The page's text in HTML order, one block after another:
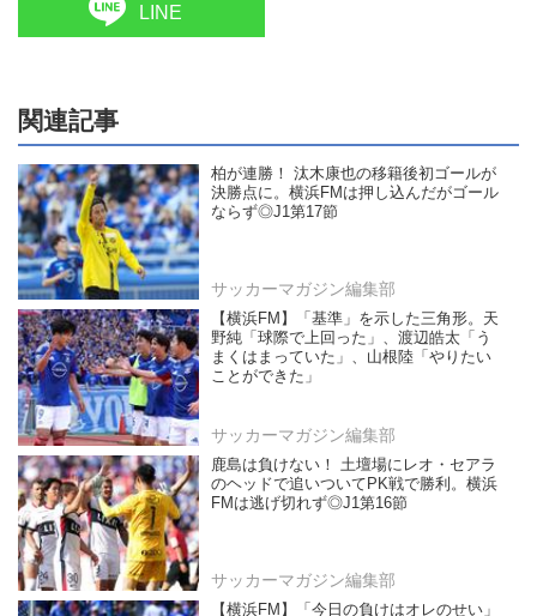
LINE
関連記事
柏が連勝！ 汰木康也の移籍後初ゴールが
決勝点に。横浜FMは押し込んだがゴール
ならず◎J1第17節
サッカーマガジン編集部
【横浜FM】「基準」を示した三角形。天
野純「球際で上回った」、渡辺皓太「う
まくはまっていた」、山根陸「やりたい
ことができた」
サッカーマガジン編集部
鹿島は負けない！ 土壇場にレオ・セアラ
のヘッドで追いついてPK戦で勝利。横浜
FMは逃げ切れず◎J1第16節
サッカーマガジン編集部
【横浜FM】「今日の負けはオレのせい」